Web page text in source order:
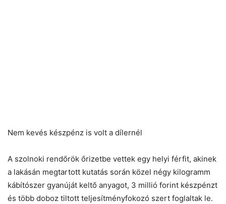
Nem kevés készpénz is volt a dílernél
A szolnoki rendőrök őrizetbe vettek egy helyi férfit, akinek
a lakásán megtartott kutatás során közel négy kilogramm
kábítószer gyanúját keltő anyagot, 3 millió forint készpénzt
és több doboz tiltott teljesítményfokozó szert foglaltak le.